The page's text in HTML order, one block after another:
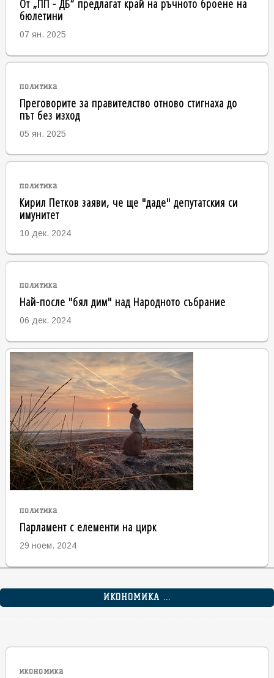
бюлетини
07 ян. 2025
политика
Преговорите за правителство отново стигнаха до
път без изход
05 ян. 2025
политика
Кирил Петков заяви, че ще "даде" депутатския си
имунитет
10 дек. 2024
политика
Най-после "бял дим" над Народното събрание
06 дек. 2024
политика
Парламент с елементи на цирк
29 ноем. 2024
ИКОНОМИКА ...
икономика